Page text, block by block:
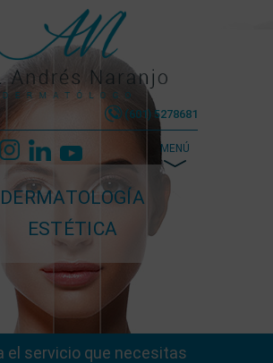
(601) 5278681
MENÚ
DERMATOLOGÍA
ESTÉTICA
el servicio que necesitas